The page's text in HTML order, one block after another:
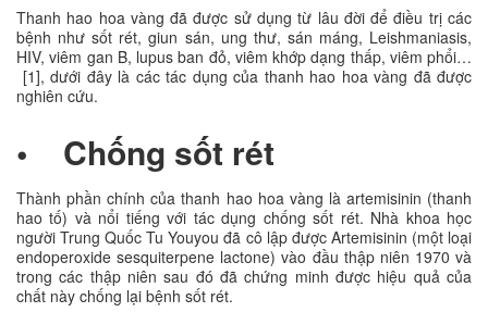
Thanh hao hoa vàng đã được sử dụng từ lâu đời để điều trị các
bệnh như sốt rét, giun sán, ung thư, sán máng, Leishmaniasis,
HIV, viêm gan B, lupus ban đỏ, viêm khớp dạng thấp, viêm phổi…
[1], dưới đây là các tác dụng của thanh hao hoa vàng đã được
nghiên cứu.
• Chống sốt rét
Thành phần chính của thanh hao hoa vàng là artemisinin (thanh
hao tố) và nổi tiếng với tác dụng chống sốt rét. Nhà khoa học
người Trung Quốc Tu Youyou đã cô lập được Artemisinin (một loại
endoperoxide sesquiterpene lactone) vào đầu thập niên 1970 và
trong các thập niên sau đó đã chứng minh được hiệu quả của
chất này chống lại bệnh sốt rét.